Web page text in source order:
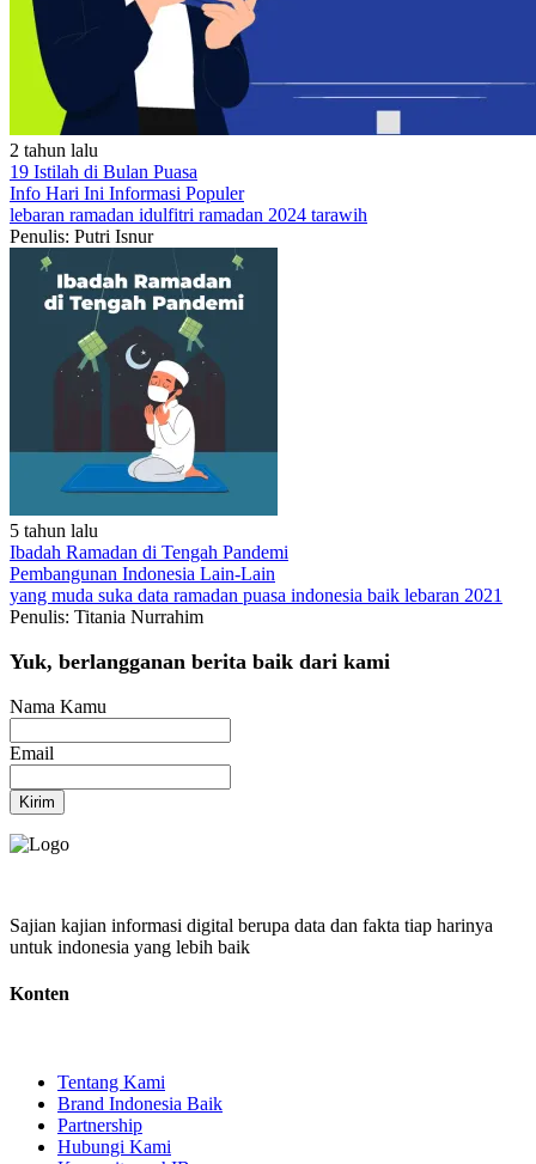
2 tahun lalu
19 Istilah di Bulan Puasa
Info Hari Ini Informasi Populer
lebaran ramadan idulfitri ramadan 2024 tarawih
Penulis: Putri Isnur
5 tahun lalu
Ibadah Ramadan di Tengah Pandemi
Pembangunan Indonesia Lain-Lain
yang muda suka data ramadan puasa indonesia baik lebaran 2021
Penulis: Titania Nurrahim
Yuk, berlangganan berita baik dari kami
Nama Kamu
Email
Kirim
Sajian kajian informasi digital berupa data dan fakta tiap harinya
untuk indonesia yang lebih baik
Konten
Tentang Kami
Brand Indonesia Baik
Partnership
Hubungi Kami